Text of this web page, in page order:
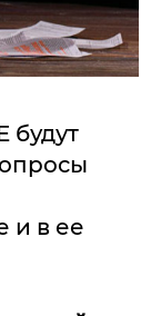
будут
и в ее